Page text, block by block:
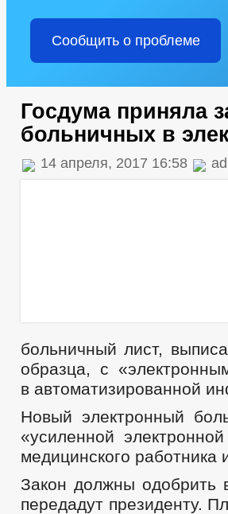
Сообщить о проблеме
Госдума приняла
больничных в
14 апреля, 2017 16:58
больничный лист,
образца, с
в автоматизированной
Новый электронный
«усиленной
медицинского работника
Закон должны одобрить
передадут президенту.